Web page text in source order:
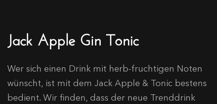
Jack Apple Gin Tonic
Wer sich einen Drink mit herb-fruchtigen Noten
wünscht, ist mit dem Jack Apple & Tonic bestens
bedient. Wir finden, dass der neue Trenddrink